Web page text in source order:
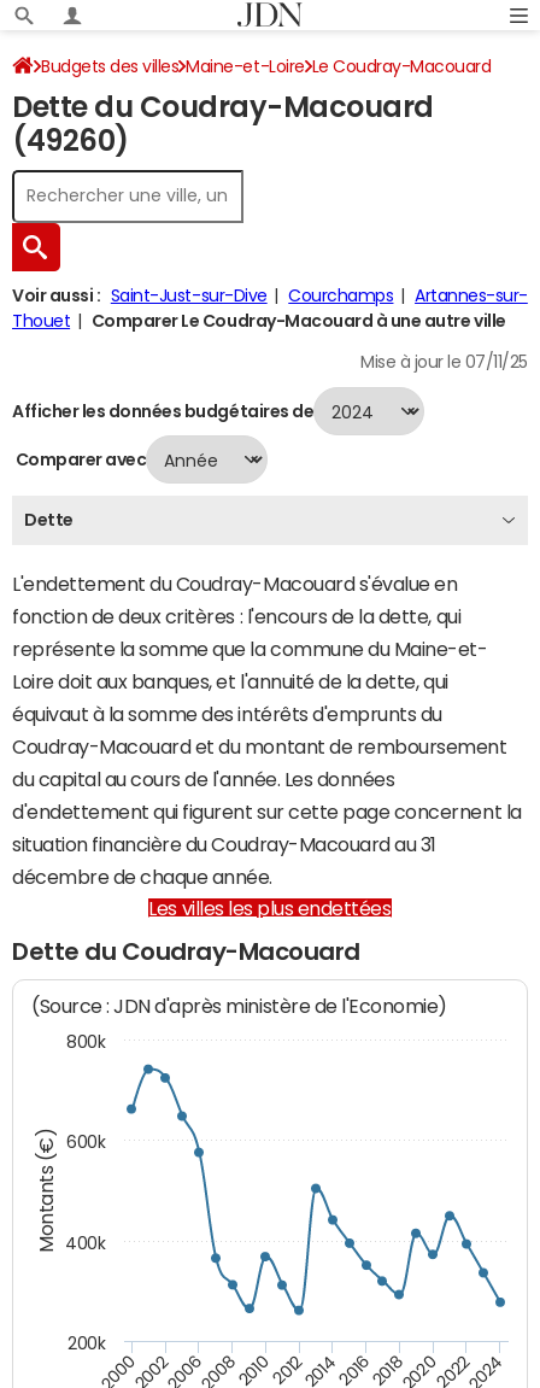
Budgets des villes Maine-et-Loire Le Coudray-Macouard
Dette au 31/12/2024
Dette du Coudray-Macouard
(49260)
Voir aussi : Saint-Just-sur-Dive Courchamps
Artannes-sur-
Thouet
Comparer Le Coudray-Macouard à une autre ville
Mise à jour le 07/11/25
Afficher les données budgétaires de
Comparer avec
Dette
L'endettement du Coudray-Macouard s'évalue en
fonction de deux critères : l'encours de la dette, qui
représente la somme que la commune du Maine-et-
Loire doit aux banques, et l'annuité de la dette, qui
équivaut à la somme des intérêts d'emprunts du
Coudray-Macouard et du montant de remboursement
du capital au cours de l'année. Les données
d'endettement qui figurent sur cette page concernent la
situation financière du Coudray-Macouard au 31
décembre de chaque année.
Les villes les plus endettées
Dette du Coudray-Macouard
Montants (€)
(Source : JDN d'après ministère de l'Economie)
200020022006200820102012201420162018202020222024
200k
400k
600k
800k